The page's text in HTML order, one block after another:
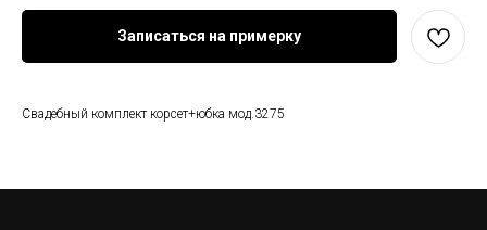
Записаться на примерку
Свадебный комплект корсет+юбка мод.3275